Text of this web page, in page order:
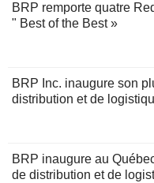
BRP remporte quatre
" Best of the Best »
BRP Inc. inaugure son
distribution et de
BRP inaugure au
de distribution et de